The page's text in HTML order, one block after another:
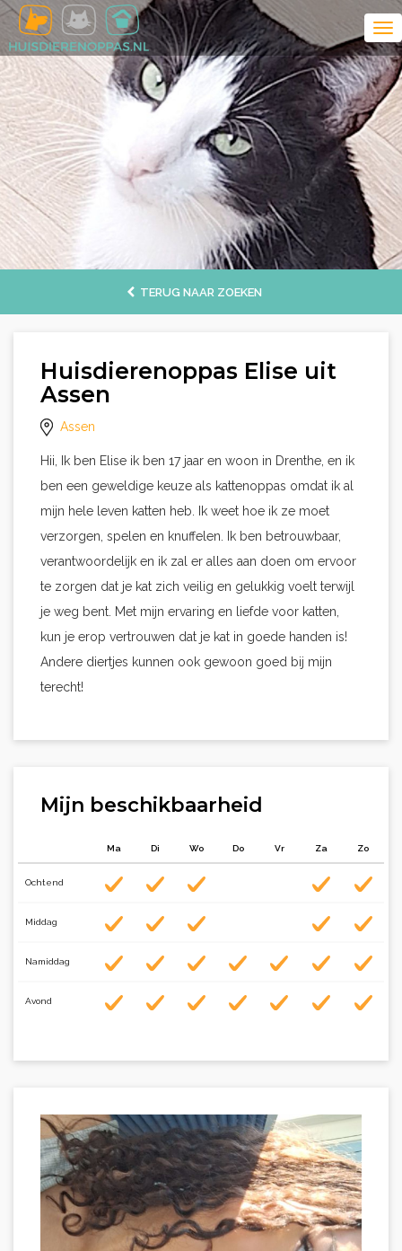
TERUG NAAR ZOEKEN
Huisdierenoppas Elise uit
Assen
Assen
Hii, Ik ben Elise ik ben 17 jaar en woon in Drenthe, en ik
ben een geweldige keuze als kattenoppas omdat ik al
mijn hele leven katten heb. Ik weet hoe ik ze moet
verzorgen, spelen en knuffelen. Ik ben betrouwbaar,
verantwoordelijk en ik zal er alles aan doen om ervoor
te zorgen dat je kat zich veilig en gelukkig voelt terwijl
je weg bent. Met mijn ervaring en liefde voor katten,
kun je erop vertrouwen dat je kat in goede handen is!
Andere diertjes kunnen ook gewoon goed bij mijn
terecht!
Mijn beschikbaarheid
Ma Di Wo Do Vr Za Zo
Ochtend
Middag
Namiddag
Avond